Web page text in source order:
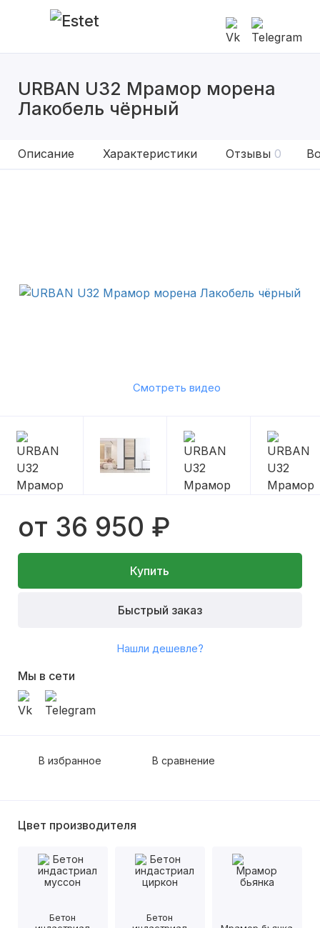
URBAN U32 Мрамор морена
Лакобель чёрный
Описание Характеристики Отзывы 0
Смотреть видео
от 36 950 ₽
Купить
Быстрый заказ
Нашли дешевле?
Мы в сети
В избранное В сравнение
Цвет производителя
Бетон
Бетон